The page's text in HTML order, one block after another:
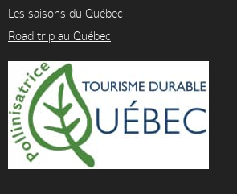
Les saisons du Québec
Road trip au Québec